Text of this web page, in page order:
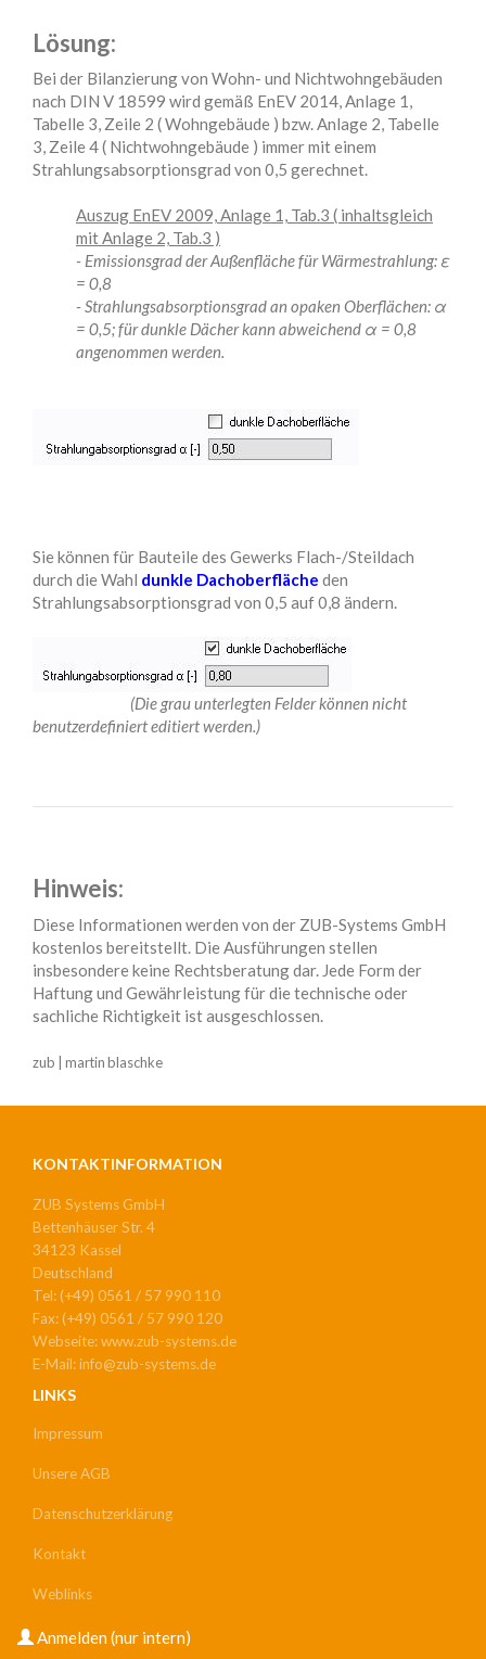
Lösung:
Bei der Bilanzierung von Wohn- und Nichtwohngebäuden
nach DIN V 18599 wird gemäß EnEV 2014, Anlage 1,
Tabelle 3, Zeile 2 ( Wohngebäude ) bzw. Anlage 2, Tabelle
3, Zeile 4 ( Nichtwohngebäude ) immer mit einem
Strahlungsabsorptionsgrad von 0,5 gerechnet.
Auszug EnEV 2009, Anlage 1, Tab.3 ( inhaltsgleich
mit Anlage 2, Tab.3 )
- Emissionsgrad der Außenfläche für Wärmestrahlung: ε
= 0,8
- Strahlungsabsorptionsgrad an opaken Oberflächen: α
= 0,5; für dunkle Dächer kann abweichend α = 0,8
angenommen werden.
Sie können für Bauteile des Gewerks Flach-/Steildach
durch die Wahl dunkle Dachoberfläche den
Strahlungsabsorptionsgrad von 0,5 auf 0,8 ändern.
(Die grau unterlegten Felder können nicht
benutzerdefiniert editiert werden.)
Hinweis:
Diese Informationen werden von der ZUB-Systems GmbH
kostenlos bereitstellt. Die Ausführungen stellen
insbesondere keine Rechtsberatung dar. Jede Form der
Haftung und Gewährleistung für die technische oder
sachliche Richtigkeit ist ausgeschlossen.
zub | martin blaschke
KONTAKTINFORMATION
ZUB Systems GmbH
Bettenhäuser Str. 4
34123 Kassel
Deutschland
Tel: (+49) 0561 / 57 990 110
Fax: (+49) 0561 / 57 990 120
Webseite: www.zub-systems.de
E-Mail: info@zub-systems.de
LINKS
Impressum
Unsere AGB
Datenschutzerklärung
Kontakt
Weblinks
USER
ACCOUNT
Anmelden (nur intern)